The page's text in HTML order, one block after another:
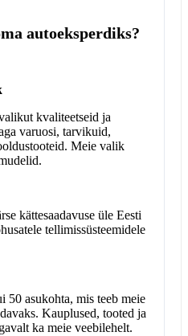
autoeksperdiks?
kvaliteetseid ja
varuosi, tarvikuid,
Meie valik
kättesaadavuse üle Eesti
tellimissüsteemidele
50 asukohta, mis teeb meie
Kauplused, tooted ja
ka meie veebilehelt.